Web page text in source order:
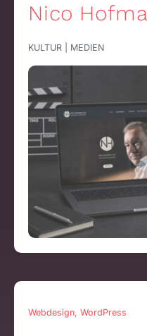
Nico
KULTUR | MEDIEN
Webdesign, WordPress